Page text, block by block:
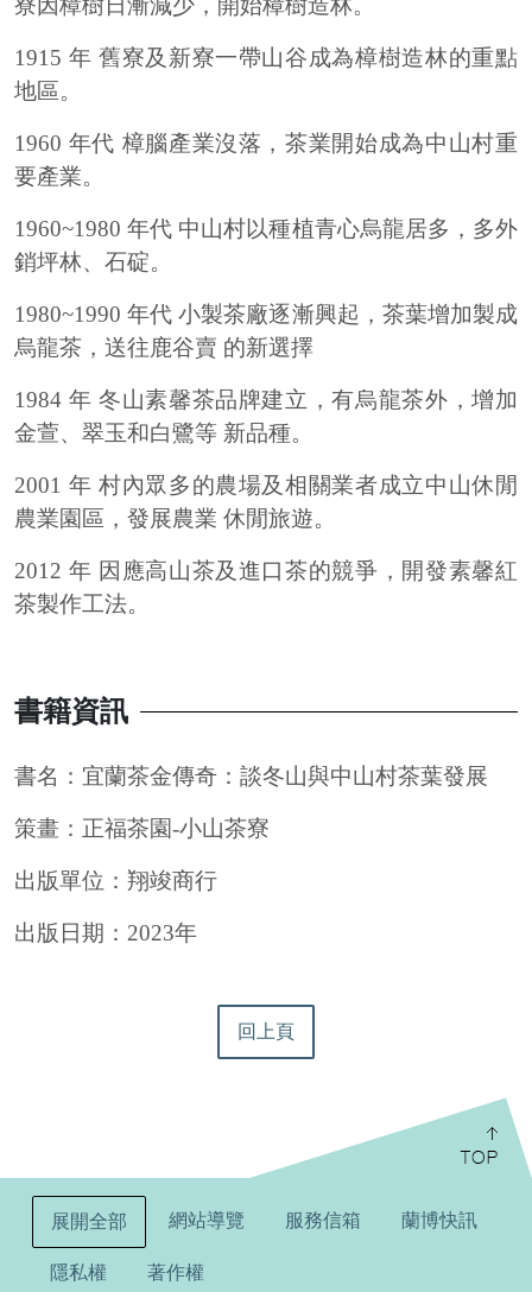
寮因樟樹日漸減少，開始樟樹造林。
1915 年 舊寮及新寮一帶山谷成為樟樹造林的重點
地區。
1960 年代 樟腦產業沒落，茶業開始成為中山村重
要產業。
1960~1980 年代 中山村以種植青心烏龍居多，多外
銷坪林、石碇。
1980~1990 年代 小製茶廠逐漸興起，茶葉增加製成
烏龍茶，送往鹿谷賣 的新選擇
1984 年 冬山素馨茶品牌建立，有烏龍茶外，增加
金萱、翠玉和白鷺等 新品種。
2001 年 村內眾多的農場及相關業者成立中山休閒
農業園區，發展農業 休閒旅遊。
2012 年 因應高山茶及進口茶的競爭，開發素馨紅
茶製作工法。
書籍資訊
書名： 宜蘭茶金傳奇：談冬山與中山村茶葉發展
策畫：正福茶園-小山茶寮
出版單位：翔竣商行
出版日期：2023年
回上頁
展開全部 網站導覽 服務信箱 蘭博快訊
隱私權 著作權